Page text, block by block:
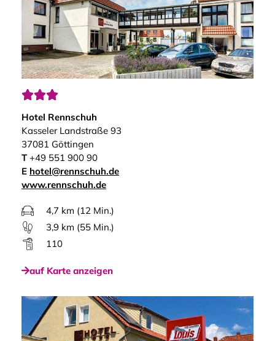

Hotel Rennschuh
Kasseler Landstraße 93
37081 Göttingen
T+49 551 900 90
E hotel@rennschuh.de
www.rennschuh.de
4,7 km (12 Min.)
3,9 km (55 Min.)
110
auf Karte anzeigen